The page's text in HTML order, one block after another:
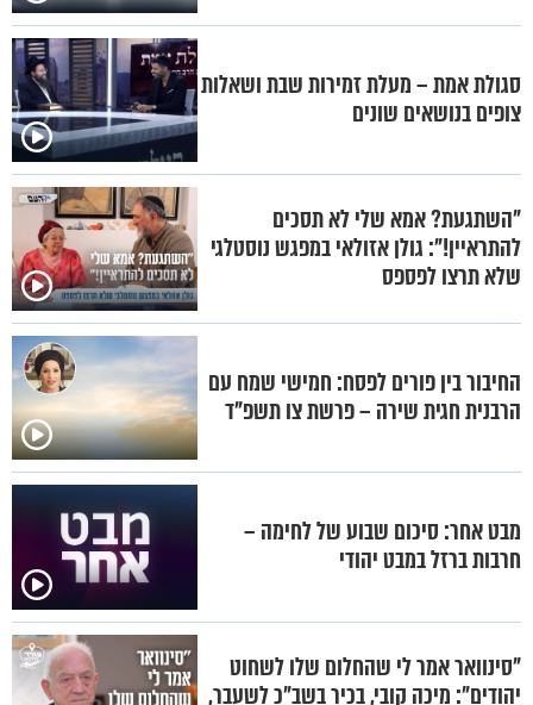
סגולת אמת – מעלת זמירות שבת ושאלות
צופים בנושאים שונים
"השתגעת? אמא שלי לא תסכים
להתראיין!": גולן אזולאי במפגש נוסטלגי
שלא תרצו לפספס
החיבור בין פורים לפסח: חמישי שמח עם
הרבנית חגית שירה – פרשת צו תשפ"ד
מבט אחר: סיכום שבוע של לחימה –
חרבות ברזל במבט יהודי
"סינוואר אמר לי שהחלום שלו לשחוט
יהודים": מיכה קובי, בכיר בשב"כ לשעבר,